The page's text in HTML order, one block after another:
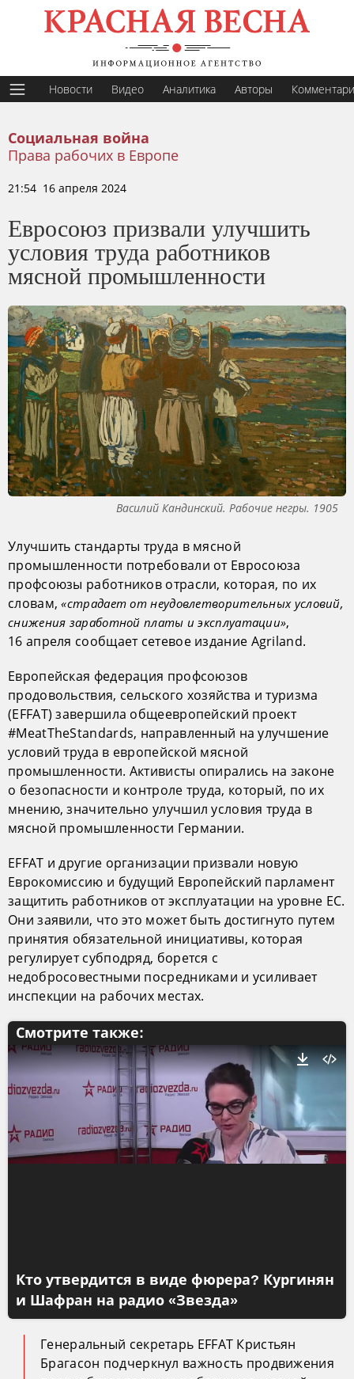
Новости Видео Аналитика Авторы
Социальная война
Права рабочих в Европе
21:54 16 апреля 2024
Евросоюз призвали улучшить
условия труда работников
мясной промышленности
Василий Кандинский. Рабочие негры. 1905
Улучшить стандарты труда в мясной
промышленности потребовали от Евросоюза
профсоюзы работников отрасли, которая, по их
словам,«страдает от неудовлетворительных условий,
снижения заработной платы и эксплуатации»,
16 апреля сообщает сетевое издание Agriland.
Европейская федерация профсоюзов
продовольствия, сельского хозяйства и туризма
(EFFAT) завершила общеевропейский проект
#MeatTheStandards, направленный на улучшение
условий труда в европейской мясной
промышленности. Активисты опирались на законе
о безопасности и контроле труда, который, по их
мнению, значительно улучшил условия труда в
мясной промышленности Германии.
EFFAT и другие организации призвали новую
Еврокомиссию и будущий Европейский парламент
защитить работников от эксплуатации на уровне ЕС.
Они заявили, что это может быть достигнуто путем
принятия обязательной инициативы, которая
регулирует субподряд, борется с
недобросовестными посредниками и усиливает
инспекции на рабочих местах.
Смотрите также:
Кто утвердится в виде фюрера? Кургинян
и Шафран на радио «Звезда»
Генеральный секретарь EFFAT Кристьян
Брагасон подчеркнул важность продвижения